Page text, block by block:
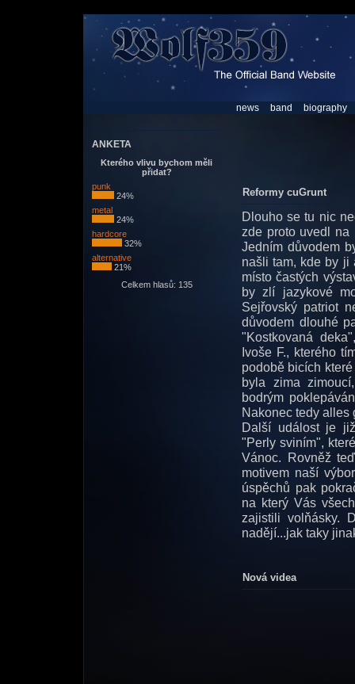
news band biography
ANKETA
Kterého vlivu bychom měli
přidat?
punk
24%
metal
24%
hardcore
32%
alternative
21%
Celkem hlasů: 135
Reformy cuGrunt
Dlouho se tu nic
zde proto uvedl na
Jedním důvodem
našli tam, kde by ji
místo častých
by zlí jazykové
Sejřovský patriot
důvodem dlouhé
"Kostkovaná
Ivoše F., kterého
podobě bicích
byla zima
bodrým
Nakonec tedy alles
Další událost je
"Perly sviním",
Vánoc. Rovněž
motivem naší
úspěchů pak
na který Vás
zajistili volňásky.
nadějí...jak taky
Nová videa